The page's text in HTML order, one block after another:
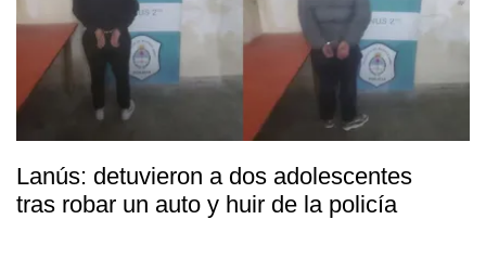
Lanús: detuvieron a dos adolescentes
tras robar un auto y huir de la policía